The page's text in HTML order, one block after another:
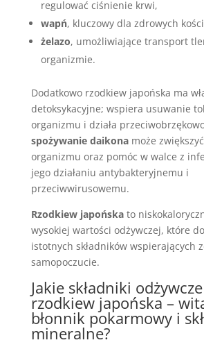
regulować ciśnienie krwi,
wapń, kluczowy dla zdrowych
żelazo, umożliwiające transport
organizmie.
Dodatkowo rzodkiew japońska ma
detoksykacyjne; wspiera usuwanie
organizmu i działa
spożywanie daikonamoże
organizmu oraz pomóc w walce z
jego działaniu antybakteryjnemu i
przeciwwirusowemu.
Rzodkiew japońskato
wysokiej wartości odżywczej, które
istotnych składników wspierających
samopoczucie.
Jakie składniki
rzodkiew japońska –
błonnik pokarmowy i
mineralne?